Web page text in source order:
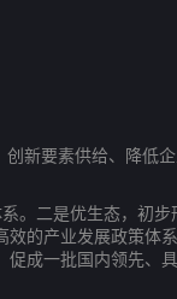
要素供给、降低企
二是优生态，初步
的产业发展政策体
成一批国内领先、